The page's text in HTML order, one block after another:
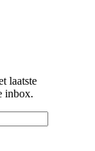
laatste
inbox.